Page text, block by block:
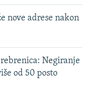
nove adrese nakon
Negiranje
od 50 posto